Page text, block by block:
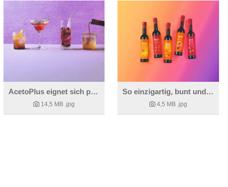
AcetoPlus eignet sich perfekt für spritzige Sommergetränke und Mocktails.
14,5 MB .jpg
So einzigartig, bunt und köstlich ist AcetoPlus von WIBERG.
4,5 MB .jpg